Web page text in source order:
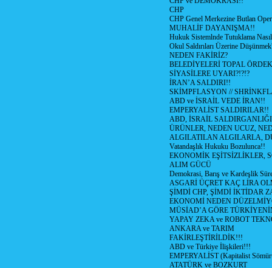
CHP
CHP Genel Merkezine Butlan
MUHALİF DAYANIŞMA!!
Hukuk Sistemlnde Tutuklama
Okul Saldırıları Üzerine
NEDEN FAKİRİZ?
BELEDİYELERİ TOPAL
SİYASİLERE UYARI?!?!?
İRAN’A SALDIRI!!
SKİMPFLASYON //
ABD ve İSRAİL VEDE İRAN!!
EMPERYALİST SALDIRILAR!!
ABD, İSRAİL SALDIRGANLIĞI
ÜRÜNLER, NEDEN UCUZ,
ALGILATILAN ALGILARLA,
Vatandaşlık Hukuku Bozulunca!!
EKONOMİK EŞİTSİZLİKLER,
ALIM GÜCÜ
Demokrasi, Barış ve Kardeşlik
ASGARİ ÜÇRET KAÇ LİRA
ŞİMDİ CHP, ŞİMDİ İKTİDAR
EKONOMİ NEDEN
MÜSİAD’A GÖRE
YAPAY ZEKA ve ROBOT
ANKARA ve TARIM
FAKİRLEŞTİRİLDİK!!!
ABD ve Türkiye İlişkileri!!!
EMPERYALİST (Kapitalist
ATATÜRK ve BOZKURT